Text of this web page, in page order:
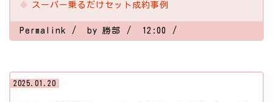
スーパー乗るだけセット成約事例
Permalink by 勝部 12:00
2025.01.20